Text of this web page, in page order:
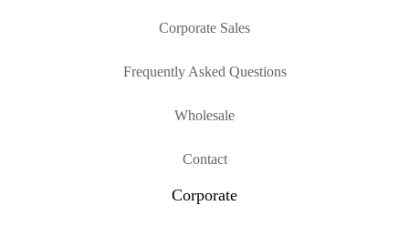
Corporate Sales
Frequently Asked Questions
Wholesale
Contact
Corporate